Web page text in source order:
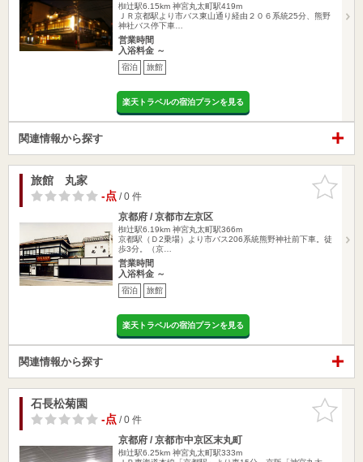
椥辻駅6.15km 神宮丸太町駅419m
ＪＲ京都駅より市バス東山通り経由２０６系統25分、熊野
神社バス停下車…
営業時間
入浴料金 ～
宿泊 旅館
楽天トラベルの宿泊プランを見る
関連情報から探す
お気に入
りに追加
旅館 丸家
-点/ 0 件
京都府 / 京都市左京区
椥辻駅6.19km 神宮丸太町駅366m
京都駅（Ｄ2乗場）より市バス206系統熊野神社前下車。徒
歩3分。（京…
営業時間
入浴料金 ～
宿泊 旅館
楽天トラベルの宿泊プランを見る
関連情報から探す
お気に入
りに追加
石長松菊園
-点/ 0 件
京都府 / 京都市中京区末丸町
椥辻駅6.25km 神宮丸太町駅333m